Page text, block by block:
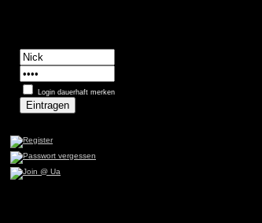
Login dauerhaft merken